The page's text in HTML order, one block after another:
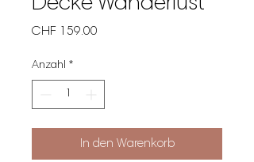
Decke Wanderlust
CHF 159.00
Anzahl *
In den Warenkorb